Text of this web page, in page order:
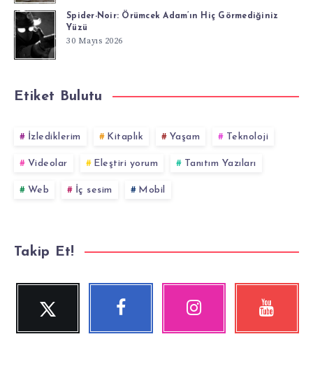
Spider-Noir: Örümcek Adam’ın Hiç Görmediğiniz
Yüzü
30 Mayıs 2026
Etiket Bulutu
İzlediklerim Kitaplık Yaşam Teknoloji
Videolar Eleştiri yorum Tanıtım Yazıları
Web İç sesim Mobil
Takip Et!
Twitter Facebook Instagram
Fotoğraflarımız!
YouTube
Videolara